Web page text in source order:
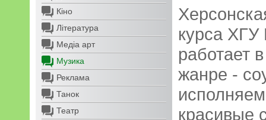
Кіно
Література
Медіа арт
Музика
Реклама
Танок
Театр
курса
работает
жанре -
красивые